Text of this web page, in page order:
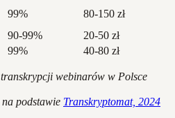
99%
80-150 zł
90-99%
20-50 zł
99% 40-80 zł
webinarów w Polsce
podstawie Transkryptomat, 2024